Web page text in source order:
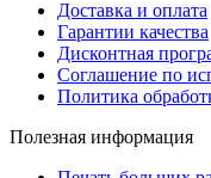
Доставка и оплата
Гарантии качества
Дисконтная
Соглашение по
Политика
Полезная информация